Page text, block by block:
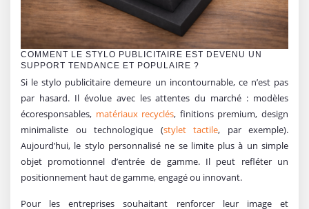
COMMENT LE STYLO PUBLICITAIRE EST DEVENU UN
SUPPORT TENDANCE ET POPULAIRE ?
Si le stylo publicitaire demeure un incontournable, ce n’est pas
par hasard. Il évolue avec les attentes du marché : modèles
écoresponsables, matériaux recyclés, finitions premium, design
minimaliste ou technologique (stylet tactile, par exemple).
Aujourd’hui, le stylo personnalisé ne se limite plus à un simple
objet promotionnel d’entrée de gamme. Il peut refléter un
positionnement haut de gamme, engagé ou innovant.
Pour les entreprises souhaitant renforcer leur image et